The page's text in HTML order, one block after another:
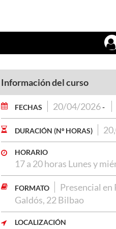
Información del curso
FECHAS 20/04/2026-
DURACIÓN (Nº HORAS)
HORARIO
17 a 20 horas Lunes y
FORMATO
Presencial en
Galdós, 22 Bilbao
LOCALIZACIÓN